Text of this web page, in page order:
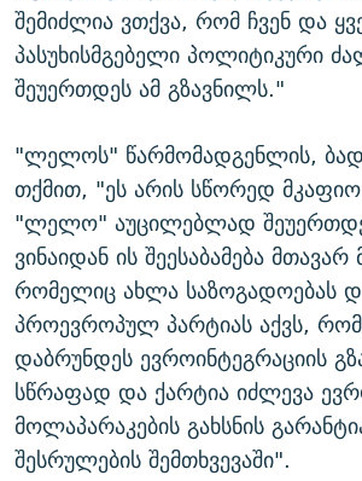
შემიძლია ვთქვა, რომ ჩვენ და
პასუხისმგებელი პოლიტიკური
შეუერთდეს ამ გზავნილს."
"ლელოს" წარმომადგენლის,
თქმით, "ეს არის სწორედ მკაფიო
"ლელო" აუცილებლად
ვინაიდან ის შეესაბამება მთავარ
რომელიც ახლა საზოგადოებას
პროევროპულ პარტიას აქვს, რომ
დაბრუნდეს ევროინტეგრაციის
სწრაფად და ქარტია იძლევა
მოლაპარაკების გახსნის
შესრულების შემთხვევაში".